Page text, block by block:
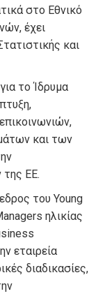
στο Εθνικό
έχει
και
το Ίδρυμα
και των
της ΕΕ.
του Young
ηλικίας
εταιρεία
διαδικασίες,